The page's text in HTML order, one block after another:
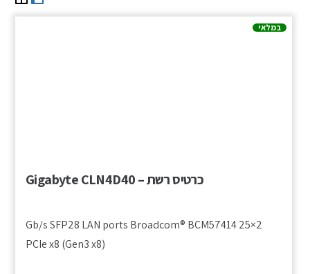
במלאי
כרטיס רשת – Gigabyte CLN4D40
2×25 Gb/s SFP28 LAN ports Broadcom® BCM57414
PCIe x8 (Gen3 x8)